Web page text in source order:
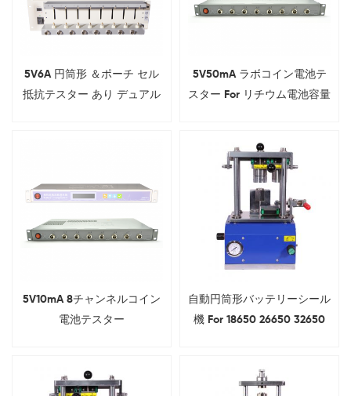
5V6A 円筒形 ＆ポーチ セル
抵抗テスター あり デュアル
5V50mA ラボコイン電池テ
スター For リチウム電池容量
5V10mA 8チャンネルコイン
電池テスター
自動円筒形バッテリーシール
機 For 18650 26650 32650